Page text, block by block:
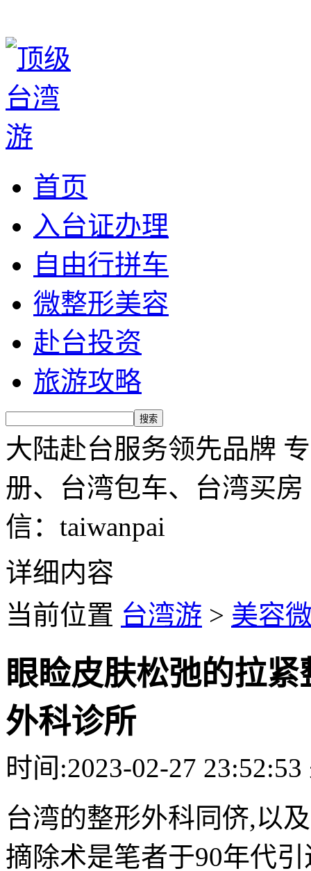
首页
入台证办理
自由行拼车
微整形美容
赴台投资
旅游攻略
大陆赴台服务领先品牌
册、台湾包车、台湾买房
信：taiwanpai
详细内容
当前位置 台湾游 > 美容
眼睑皮肤松弛的拉
外科诊所
时间:2023-02-27 23:52:53
台湾的整形外科同侪,以
摘除术是笔者于90年代